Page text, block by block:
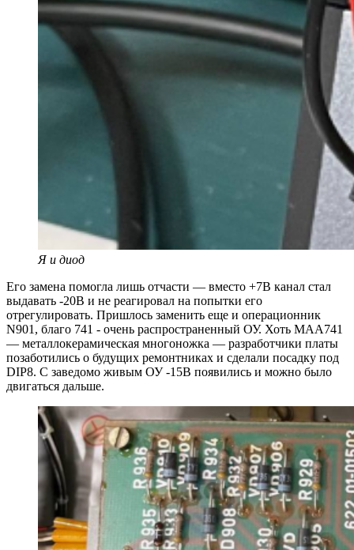
Я и диод
Его замена помогла лишь отчасти — вместо +7В канал стал
выдавать -20В и не реагировал на попытки его
отрегулировать. Пришлось заменить еще и операционник
N901, благо 741 - очень распространенный ОУ. Хоть МАА741
— металлокерамическая многоножка — разработчики платы
позаботились о будущих ремонтниках и сделали посадку под
DIP8. С заведомо живым ОУ -15В появились и можно было
двигаться дальше.